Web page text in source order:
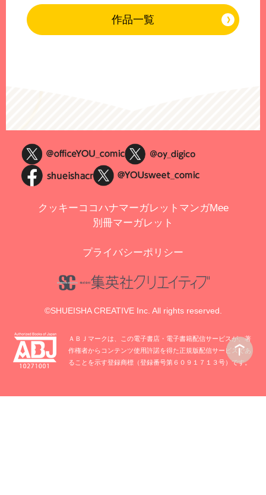
作品一覧
クッキーココハナマーガレット マンガMee
別冊マーガレット
プライバシーポリシー
©SHUEISHA CREATIVE Inc. All rights reserved.
ＡＢＪマークは、この電子書店・電子書籍配信サービスが、著
作権者からコンテンツ使用許諾を得た正規版配信サービスであ
ることを示す登録商標（登録番号第６０９１７１３号）です。